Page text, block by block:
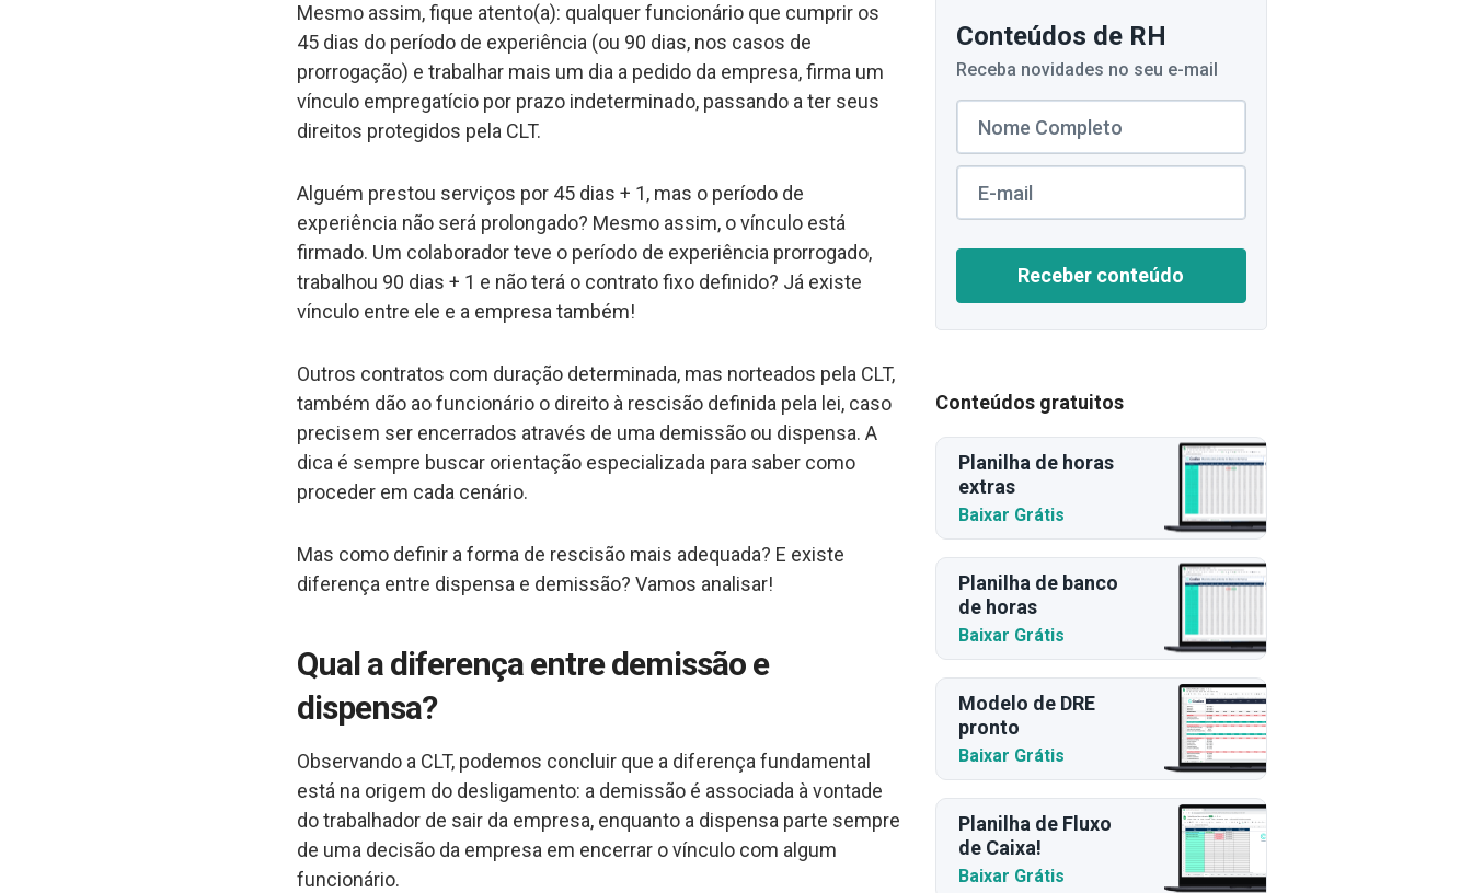
Mesmo assim, fique atento(a): qualquer funcionário que cumprir os
45 dias do período de experiência (ou 90 dias, nos casos de
prorrogação) e trabalhar mais um dia a pedido da empresa, firma um
vínculo empregatício por prazo indeterminado, passando a ter seus
direitos protegidos pela CLT.
Alguém prestou serviços por 45 dias + 1, mas o período de
experiência não será prolongado? Mesmo assim, o vínculo está
firmado. Um colaborador teve o período de experiência prorrogado,
trabalhou 90 dias + 1 e não terá o contrato fixo definido? Já existe
vínculo entre ele e a empresa também!
Outros contratos com duração determinada, mas norteados pela CLT,
também dão ao funcionário o direito à rescisão definida pela lei, caso
precisem ser encerrados através de uma demissão ou dispensa. A
dica é sempre buscar orientação especializada para saber como
proceder em cada cenário.
Mas como definir a forma de rescisão mais adequada? E existe
diferença entre dispensa e demissão? Vamos analisar!
Qual a diferença entre demissão e
dispensa?
Observando a CLT, podemos concluir que a diferença fundamental
está na origem do desligamento: a demissão é associada à vontade
do trabalhador de sair da empresa, enquanto a dispensa parte sempre
de uma decisão da empresa em encerrar o vínculo com algum
funcionário.
Conteúdos de RH
Receba novidades no seu e-mail
Receber conteúdo
Conteúdos gratuitos
Planilha de horas
extras
Baixar Grátis
Planilha de banco
de horas
Baixar Grátis
Modelo de DRE
pronto
Baixar Grátis
Planilha de Fluxo
de Caixa!
Baixar Grátis